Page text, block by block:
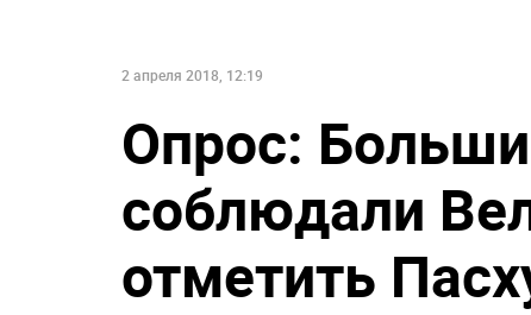
2 апреля 2018, 12:19
Опрос:
соблюдали
отметить